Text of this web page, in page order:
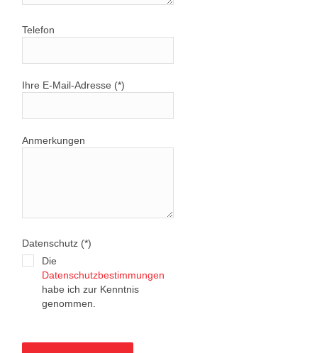
Telefon
Ihre E-Mail-Adresse (*)
Anmerkungen
Datenschutz (*)
Die
Datenschutzbestimmungen
habe ich zur Kenntnis
genommen.